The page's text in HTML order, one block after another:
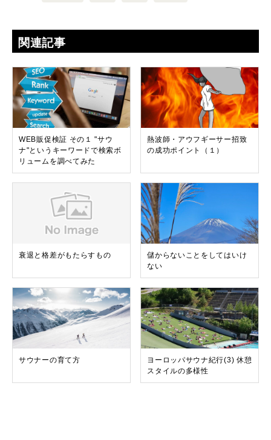
関連記事
WEB販促検証 その１ "サウ
ナ"というキーワードで検索ボ
リュームを調べてみた
熱波師・アウフギーサー招致
の成功ポイント（１）
衰退と格差がもたらすもの
儲からないことをしてはいけ
ない
サウナーの育て方
ヨーロッパサウナ紀行(3) 休憩
スタイルの多様性